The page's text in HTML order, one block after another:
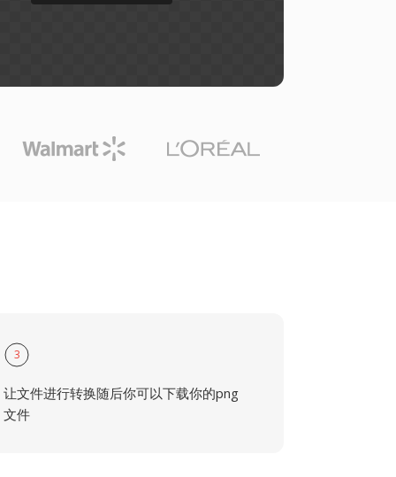
3
让文件进行转换随后你可以下载你的png
文件